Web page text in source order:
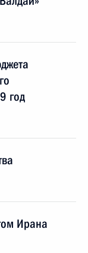
год
Ирана